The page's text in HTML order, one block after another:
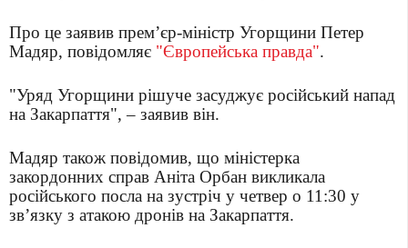
Про це заявив прем’єр-міністр Угорщини Петер
Мадяр, повідомляє "Європейська правда".
"Уряд Угорщини рішуче засуджує російський напад
на Закарпаття", – заявив він.
Мадяр також повідомив, що міністерка
закордонних справ Аніта Орбан викликала
російського посла на зустріч у четвер о 11:30 у
зв’язку з атакою дронів на Закарпаття.